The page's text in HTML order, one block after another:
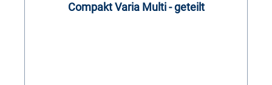
Compakt Varia Multi - geteilt